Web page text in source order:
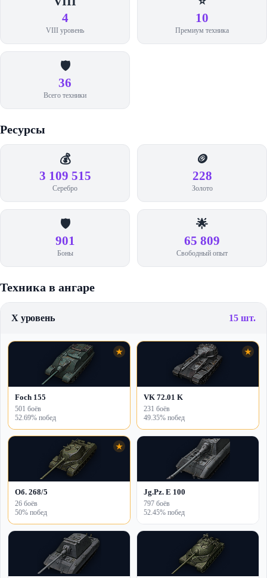
4
VIII уровень
10
Премиум техника
🛡️
36
Всего техники
Ресурсы
💰
3 109 515
Серебро
🪙
228
Золото
🛡️
901
Боны
🌟
65 809
Свободный опыт
Техника в ангаре
X уровень 15 шт.
★
Foch 155
501 боёв
52.69% побед
★
VK 72.01 K
231 боёв
49.35% побед
★
Об. 268/5
26 боёв
50% побед
Jg.Pz. E 100
797 боёв
52.45% побед